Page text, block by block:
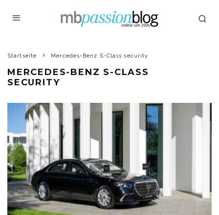
Startseite Mercedes-Benz S-Class security
MERCEDES-BENZ S-CLASS
SECURITY